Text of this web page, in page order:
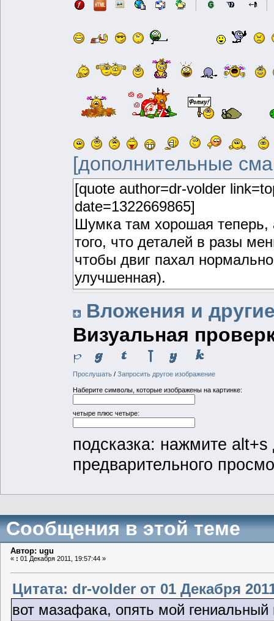
[дополнительные
Вложения и
Визуальная
Прослушать/ Запросить другое изображение
Наберите символы, которые изображены на картинке:
четыре плюс четыре:
подсказка: нажмите
предварительного
Сообщения в этой теме
Автор: ugu
« : 01 Декабря 2011, 19:57:44 »
Цитата: dr-volder от 01 Декабря
вот мазафака, опять мой